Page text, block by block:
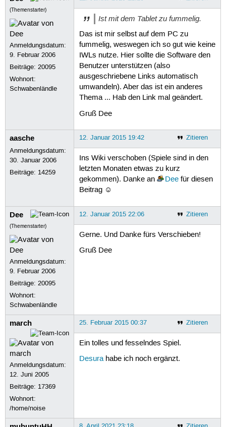
(Themenstarter)
Anmeldungsdatum:
9. Februar 2006
Beiträge:20095
Wohnort:
Schwabenländle
Ist mit dem Tablet zu fummelig.
Das ist mir selbst auf dem PC zu
fummelig, weswegen ich so gut wie keine
IWLs nutze. Hier sollte die Software den
Benutzer unterstützen (also
ausgeschriebene Links automatisch
umwandeln). Aber das ist ein anderes
Thema ... Hab den Link mal geändert.
Gruß Dee
aasche
Anmeldungsdatum:
30. Januar 2006
Beiträge: 14259
Zitieren
12. Januar 2015 19:42
Ins Wiki verschoben (Spiele sind in den
letzten Monaten etwas zu kurz
gekommen). Danke an
Deefür diesen
Beitrag ☺
Dee
(Themenstarter)
Anmeldungsdatum:
9. Februar 2006
Beiträge:20095
Wohnort:
Schwabenländle
Zitieren
12. Januar 2015 22:06
Gerne. Und Danke fürs Verschieben!
Gruß Dee
march
Anmeldungsdatum:
12. Juni 2005
Beiträge: 17369
Wohnort:
/home/noise
Zitieren
25. Februar 2015 00:37
Ein tolles und fesselndes Spiel.
Desurahabe ich noch ergänzt.